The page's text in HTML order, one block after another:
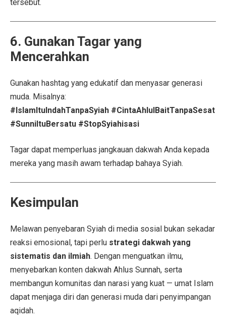
tersebut.
6. Gunakan Tagar yang
Mencerahkan
Gunakan hashtag yang edukatif dan menyasar generasi
muda. Misalnya:
#IslamItuIndahTanpaSyiah #CintaAhlulBaitTanpaSesat
#SunniItuBersatu #StopSyiahisasi
Tagar dapat memperluas jangkauan dakwah Anda kepada
mereka yang masih awam terhadap bahaya Syiah.
Kesimpulan
Melawan penyebaran Syiah di media sosial bukan sekadar
reaksi emosional, tapi perlu strategi dakwah yang
sistematis dan ilmiah. Dengan menguatkan ilmu,
menyebarkan konten dakwah Ahlus Sunnah, serta
membangun komunitas dan narasi yang kuat — umat Islam
dapat menjaga diri dan generasi muda dari penyimpangan
aqidah.